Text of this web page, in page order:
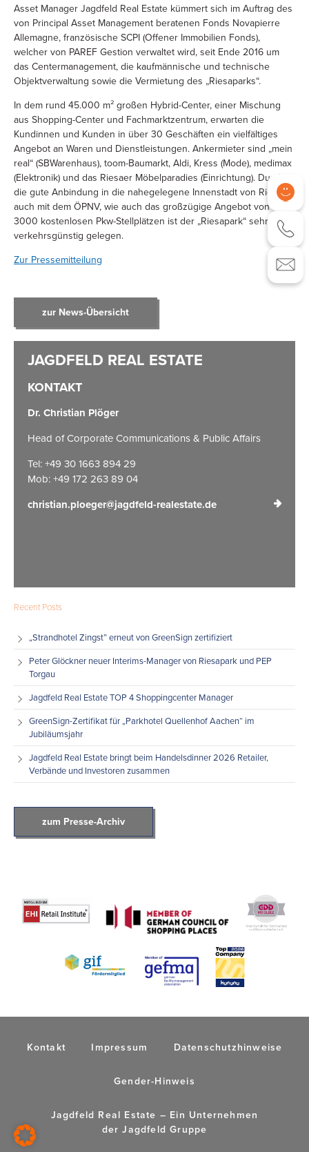
Asset Manager Jagdfeld Real Estate kümmert sich im Auftrag des
von Principal Asset Management beratenen Fonds Novapierre
Allemagne, französische SCPI (Offener Immobilien Fonds),
welcher von PAREF Gestion verwaltet wird, seit Ende 2016 um
das Centermanagement, die kaufmännische und technische
Objektverwaltung sowie die Vermietung des „Riesaparks“.
In dem rund 45.000 m² großen Hybrid-Center, einer Mischung
aus Shopping-Center und Fachmarktzentrum, erwarten die
Kundinnen und Kunden in über 30 Geschäften ein vielfältiges
Angebot an Waren und Dienstleistungen. Ankermieter sind „mein
real“ (SBWarenhaus), toom-Baumarkt, Aldi, Kress (Mode), medimax
(Elektronik) und das Riesaer Möbelparadies (Einrichtung). Durch
die gute Anbindung in die nahegelegene Innenstadt von Riesa,
auch mit dem ÖPNV, wie auch das großzügige Angebot von
3000 kostenlosen Pkw-Stellplätzen ist der „Riesapark“ sehr
verkehrsgünstig gelegen.
Zur Pressemitteilung
zur News-Übersicht
KONTAKT
Dr. Christian Plöger
Head of Corporate Communications & Public Affairs
Tel: +49 30 1663 894 29
Mob: +49 172 263 89 04
christian.ploeger@jagdfeld-realestate.de
Recent Posts
„Strandhotel Zingst” erneut von GreenSign zertifiziert
Peter Glöckner neuer Interims-Manager von Riesapark und PEP
Torgau
Jagdfeld Real Estate TOP 4 Shoppingcenter Manager
GreenSign-Zertifikat für „Parkhotel Quellenhof Aachen“ im
Jubiläumsjahr
Jagdfeld Real Estate bringt beim Handelsdinner 2026 Retailer,
Verbände und Investoren zusammen
zum Presse-Archiv
Kontakt Impressum Datenschutzhinweise
Gender-Hinweis
Jagdfeld Real Estate – Ein Unternehmen
derJagdfeld Gruppe